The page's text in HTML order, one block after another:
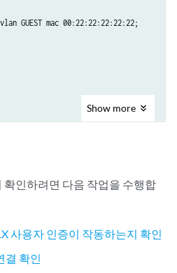
GUEST mac 00:22:22:22:22:22;
Show more
인하려면 다음 작업을 수행합
사용자 인증이 작동하는지 확인
결 확인